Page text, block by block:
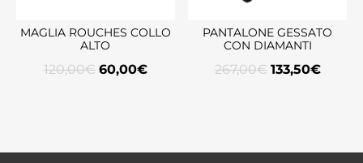
MAGLIA ROUCHES COLLO
ALTO
120,00€ 60,00€
PANTALONE GESSATO
CON DIAMANTI
267,00€ 133,50€